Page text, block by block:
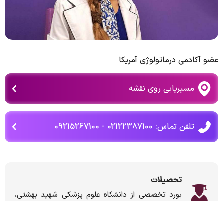
عضو آکادمی درماتولوژی آمریکا
مسیریابی روی نقشه
تلفن تماس: 02122387100 - 09215267100
تحصیلات
بورد تخصصى از دانشكاه علوم پزشكى شهيد بهشتی،